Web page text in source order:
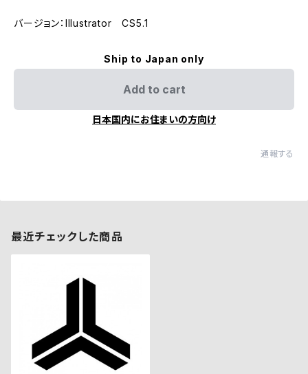
バージョン：Illustrator CS5.1
Ship to Japan only
Add to cart
日本国内にお住まいの方向け
通報する
最近チェックした商品